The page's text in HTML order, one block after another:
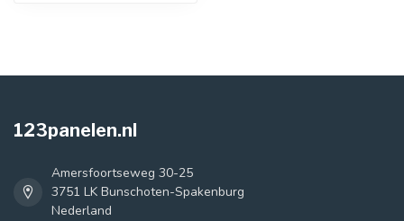
123panelen.nl
Amersfoortseweg 30-25
3751 LK Bunschoten-Spakenburg
Nederland